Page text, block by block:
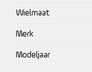
Wielmaat
Merk
Modeljaar